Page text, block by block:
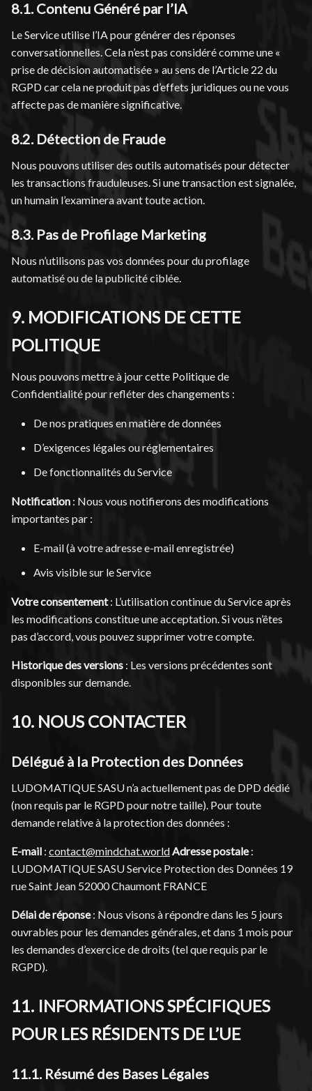
8.1. Contenu Généré par l’IA
Le Service utilise l’IA pour générer des réponses
conversationnelles. Cela n’est pas considéré comme une «
prise de décision automatisée » au sens de l’Article 22 du
RGPD car cela ne produit pas d’effets juridiques ou ne vous
affecte pas de manière significative.
8.2. Détection de Fraude
Nous pouvons utiliser des outils automatisés pour détecter
les transactions frauduleuses. Si une transaction est signalée,
un humain l’examinera avant toute action.
8.3. Pas de Profilage Marketing
Nous n’utilisons pas vos données pour du profilage
automatisé ou de la publicité ciblée.
9. MODIFICATIONS DE CETTE
POLITIQUE
Nous pouvons mettre à jour cette Politique de
Confidentialité pour refléter des changements :
De nos pratiques en matière de données
D’exigences légales ou réglementaires
De fonctionnalités du Service
Notification : Nous vous notifierons des modifications
importantes par :
E-mail (à votre adresse e-mail enregistrée)
Avis visible sur le Service
Votre consentement: L’utilisation continue du Service après
les modifications constitue une acceptation. Si vous n’êtes
pas d’accord, vous pouvez supprimer votre compte.
Historique des versions : Les versions précédentes sont
disponibles sur demande.
10. NOUS CONTACTER
Délégué à la Protection des Données
LUDOMATIQUE SASU n’a actuellement pas de DPD dédié
(non requis par le RGPD pour notre taille). Pour toute
demande relative à la protection des données :
E-mail : contact@mindchat.worldAdresse postale:
LUDOMATIQUE SASU Service Protection des Données 19
rue Saint Jean 52000 Chaumont FRANCE
Délai de réponse: Nous visons à répondre dans les 5 jours
ouvrables pour les demandes générales, et dans 1 mois pour
les demandes d’exercice de droits (tel que requis par le
RGPD).
11. INFORMATIONS SPÉCIFIQUES
POUR LES RÉSIDENTS DE L’UE
11.1. Résumé des Bases Légales